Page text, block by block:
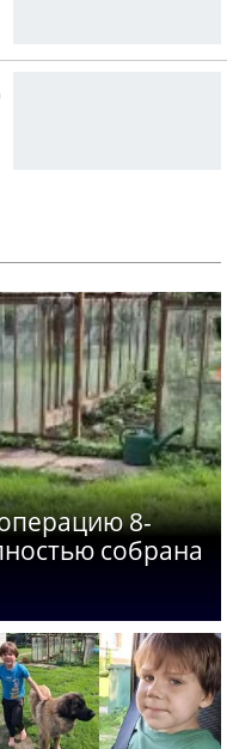
8-
собрана